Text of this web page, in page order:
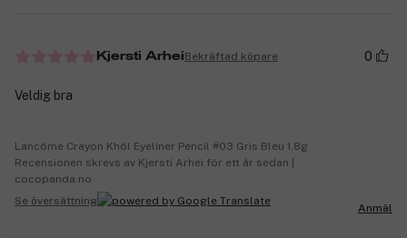
Kjersti ArheiBekräftad köpare 0
Veldig bra
Lancôme Crayon Khôl Eyeliner Pencil #03 Gris Bleu 1,8g
Recensionen skrevs av Kjersti Arhei för ett år sedan |
cocopanda.no
Se översättning
Anmäl